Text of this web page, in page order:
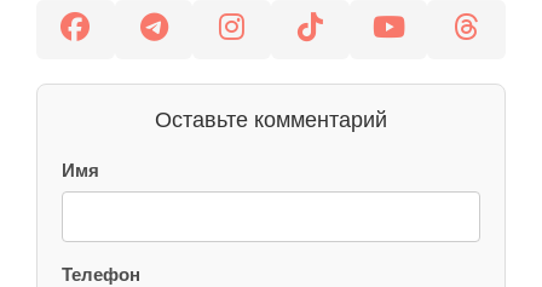
Оставьте комментарий
Имя
Телефон